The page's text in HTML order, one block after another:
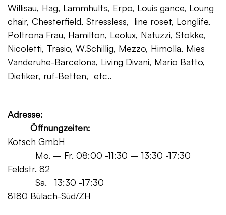
Willisau, Hag, Lammhults, Erpo, Louis gance, Loung
chair, Chesterfield, Stressless, line roset, Longlife,
Poltrona Frau, Hamilton, Leolux, Natuzzi, Stokke,
Nicoletti, Trasio, W.Schillig, Mezzo, Himolla, Mies
Vanderuhe-Barcelona, Living Divani, Mario Batto,
Dietiker, ruf-Betten, etc..
Adresse:
Öffnungzeiten:
Kotsch GmbH
Mo. – Fr. 08:00 -11:30 – 13:30 -17:30
Feldstr. 82
Sa. 13:30 -17:30
8180 Bülach-Süd/ZH